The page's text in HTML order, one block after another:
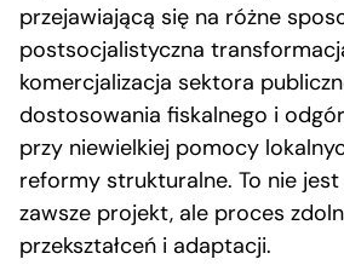
przejawiającą się na różne
postsocjalistyczna
komercjalizacja sektora
dostosowania fiskalnego i
przy niewielkiej pomocy
reformy strukturalne. To nie
zawsze projekt, ale proces
przekształceń i adaptacji.